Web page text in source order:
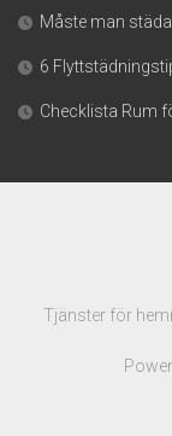
Måste man
6
Checklista Rum
Tjänster för